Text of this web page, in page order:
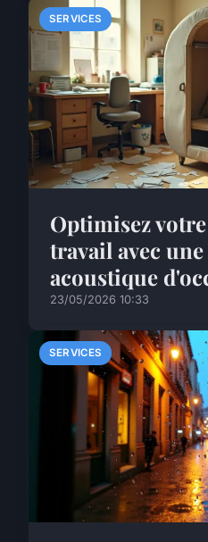
SERVICES
Optimisez votre
travail avec
acoustique
23/05/2026 10:33
SERVICES